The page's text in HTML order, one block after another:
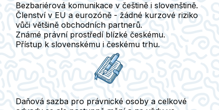
Bezbariérová komunikace v češtině i slovenštině.
Členství v EU a eurozóně - žádné kurzové riziko
vůči většině obchodních partnerů.
Známé právní prostředí blízké českému.
Přístup k slovenskému i českému trhu.
Daňová sazba pro právnické osoby a celkové